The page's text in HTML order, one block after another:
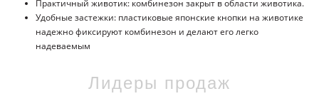
Практичный животик: комбинезон закрыт в области животика.
Удобные застежки: пластиковые японские кнопки на животике
надежно фиксируют комбинезон и делают его легко
надеваемым
Лидеры продаж